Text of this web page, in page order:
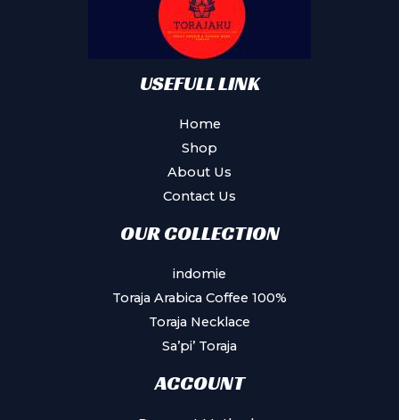
USEFULL LINK
Home
Shop
About Us
Contact Us
OUR COLLECTION
indomie
Toraja Arabica Coffee 100%
Toraja Necklace
Sa’pi’ Toraja
ACCOUNT